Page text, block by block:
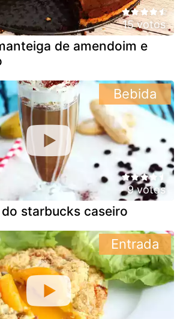
15 votos
de amendoim e
9 votos
starbucks caseiro
Bebida
Entrada